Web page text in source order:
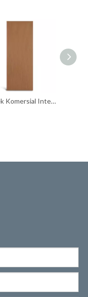
Proyek Komersial Interior Pintu Siram Veneer Kayu Ceri